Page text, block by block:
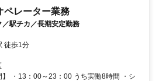
ペレーター業務
駅チカ／長期安定勤務
徒歩1分
・13：00～23：00 うち実働8時間 ・シ